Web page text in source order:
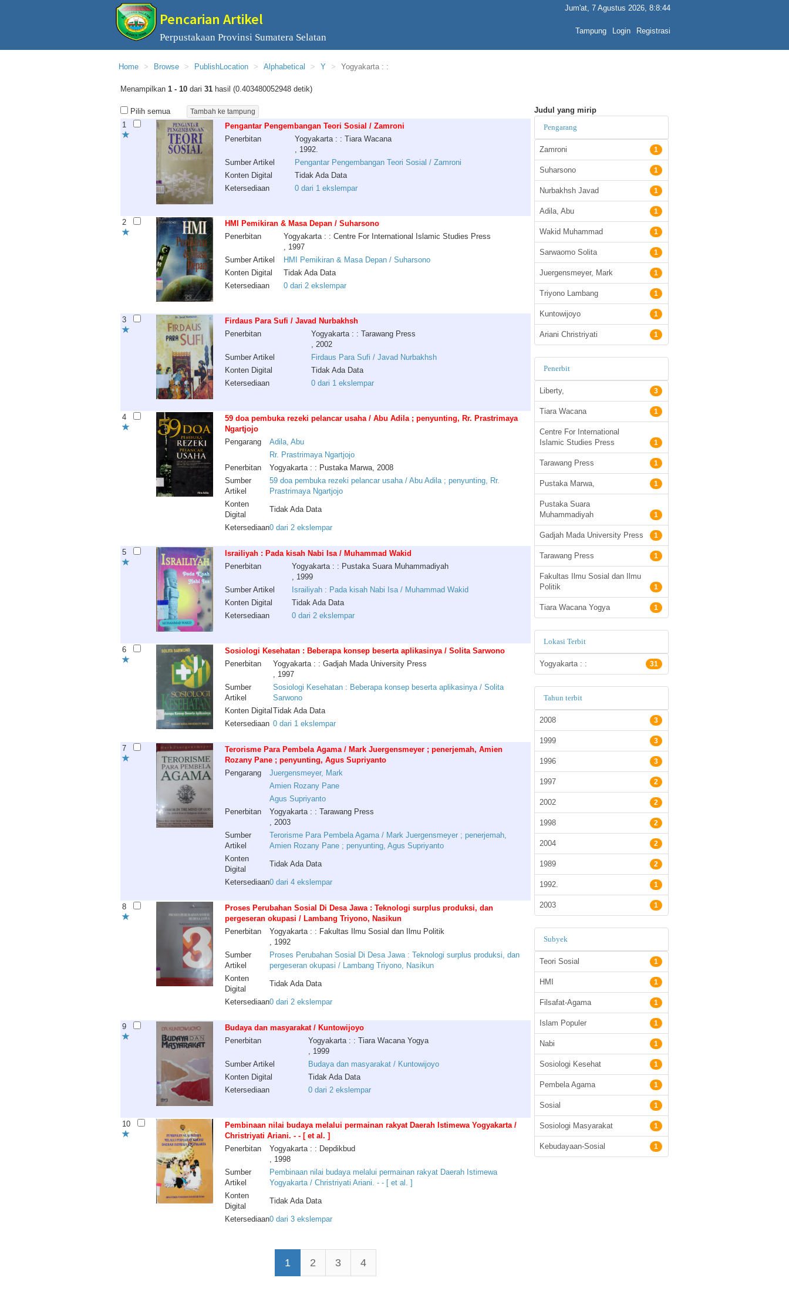
Pencarian Artikel
Perpustakaan Provinsi Sumatera Selatan
Jum'at, 7 Agustus 2026, 8:8:45
Tampung Login Registrasi
Home Browse PublishLocation Alphabetical Y Yogyakarta : :
Menampilkan 1 - 10 dari 31 hasil (0.403480052948 detik)
Pilih semua
1
Pengantar Pengembangan Teori Sosial / Zamroni
Penerbitan
Yogyakarta : : Tiara Wacana
, 1992.
Sumber Artikel
Pengantar Pengembangan Teori Sosial / Zamroni
Konten Digital
Tidak Ada Data
Ketersediaan
0 dari 1 ekslempar
2
HMI Pemikiran & Masa Depan / Suharsono
Penerbitan
Yogyakarta : : Centre For International Islamic Studies Press
, 1997
Sumber Artikel
HMI Pemikiran & Masa Depan / Suharsono
Konten Digital
Tidak Ada Data
Ketersediaan
0 dari 2 ekslempar
3
Firdaus Para Sufi / Javad Nurbakhsh
Penerbitan
Yogyakarta : : Tarawang Press
, 2002
Sumber Artikel
Firdaus Para Sufi / Javad Nurbakhsh
Konten Digital
Tidak Ada Data
Ketersediaan
0 dari 1 ekslempar
4
59 doa pembuka rezeki pelancar usaha / Abu Adila ; penyunting, Rr. Prastrimaya
Ngartjojo
Pengarang
Adila, Abu
Rr. Prastrimaya Ngartjojo
Penerbitan
Yogyakarta : : Pustaka Marwa, 2008
Sumber
Artikel
59 doa pembuka rezeki pelancar usaha / Abu Adila ; penyunting, Rr.
Prastrimaya Ngartjojo
Konten
Digital
Tidak Ada Data
Ketersediaan0 dari 2 ekslempar
5
Israiliyah : Pada kisah Nabi Isa / Muhammad Wakid
Penerbitan
Yogyakarta : : Pustaka Suara Muhammadiyah
, 1999
Sumber Artikel
Israiliyah : Pada kisah Nabi Isa / Muhammad Wakid
Konten Digital
Tidak Ada Data
Ketersediaan
0 dari 2 ekslempar
6
Sosiologi Kesehatan : Beberapa konsep beserta aplikasinya / Solita Sarwono
Penerbitan
Yogyakarta : : Gadjah Mada University Press
, 1997
Sumber
Artikel
Sosiologi Kesehatan : Beberapa konsep beserta aplikasinya / Solita
Sarwono
Konten Digital Tidak Ada Data
Ketersediaan 0 dari 1 ekslempar
7
Terorisme Para Pembela Agama / Mark Juergensmeyer ; penerjemah, Amien
Rozany Pane ; penyunting, Agus Supriyanto
Pengarang
Juergensmeyer, Mark
Amien Rozany Pane
Agus Supriyanto
Penerbitan
Yogyakarta : : Tarawang Press
, 2003
Sumber
Artikel
Terorisme Para Pembela Agama / Mark Juergensmeyer ; penerjemah,
Amien Rozany Pane ; penyunting, Agus Supriyanto
Konten
Digital
Tidak Ada Data
Ketersediaan0 dari 4 ekslempar
8
Proses Perubahan Sosial Di Desa Jawa : Teknologi surplus produksi, dan
pergeseran okupasi / Lambang Triyono, Nasikun
Penerbitan
Yogyakarta : : Fakultas Ilmu Sosial dan Ilmu Politik
, 1992
Sumber
Artikel
Proses Perubahan Sosial Di Desa Jawa : Teknologi surplus produksi, dan
pergeseran okupasi / Lambang Triyono, Nasikun
Konten
Digital
Tidak Ada Data
Ketersediaan0 dari 2 ekslempar
9
Budaya dan masyarakat / Kuntowijoyo
Penerbitan
Yogyakarta : : Tiara Wacana Yogya
, 1999
Sumber Artikel
Budaya dan masyarakat / Kuntowijoyo
Konten Digital
Tidak Ada Data
Ketersediaan
0 dari 2 ekslempar
10
Pembinaan nilai budaya melalui permainan rakyat Daerah Istimewa Yogyakarta /
Christriyati Ariani. - - [ et al. ]
Penerbitan
Yogyakarta : : Depdikbud
, 1998
Sumber
Artikel
Pembinaan nilai budaya melalui permainan rakyat Daerah Istimewa
Yogyakarta / Christriyati Ariani. - - [ et al. ]
Konten
Digital
Tidak Ada Data
Ketersediaan0 dari 3 ekslempar
1 2 3 4
Judul yang mirip
Pengarang
Zamroni 1
Suharsono 1
Nurbakhsh Javad 1
Adila, Abu 1
Wakid Muhammad 1
Sarwaomo Solita 1
Juergensmeyer, Mark 1
Triyono Lambang 1
Kuntowijoyo 1
Ariani Christriyati 1
Penerbit
Liberty, 3
Tiara Wacana 1
Centre For International
Islamic Studies Press
1
Tarawang Press 1
Pustaka Marwa, 1
Pustaka Suara
Muhammadiyah
1
Gadjah Mada University Press 1
Tarawang Press 1
Fakultas Ilmu Sosial dan Ilmu
Politik
1
Tiara Wacana Yogya 1
Lokasi Terbit
Yogyakarta : : 31
Tahun terbit
2008 3
1999 3
1996 3
1997 2
2002 2
1998 2
2004 2
1989 2
1992. 1
2003 1
Subyek
Teori Sosial 1
HMI 1
Filsafat-Agama 1
Islam Populer 1
Nabi 1
Sosiologi Kesehat 1
Pembela Agama 1
Sosial 1
Sosiologi Masyarakat 1
Kebudayaan-Sosial 1